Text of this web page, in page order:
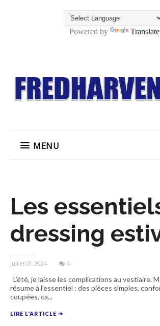
Powered by Translate
MENU
Les
dressing
juillet 01, 2024 0
L’été, je laisse les complications au vestiaire.
résume à l’essentiel : des pièces simples,
coupées, ca...
LIRE L'ARTICLE ➔